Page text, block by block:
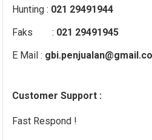
Hunting : 021 29491944
Faks : 021 29491945
E Mail :
Customer Support :
Fast Respond !